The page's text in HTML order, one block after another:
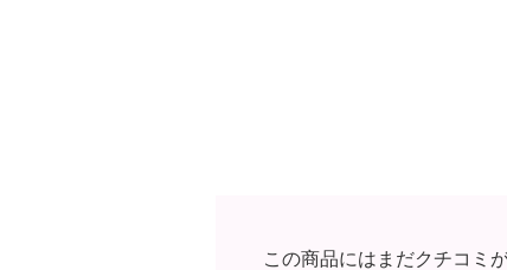
この商品にはまだクチコミ